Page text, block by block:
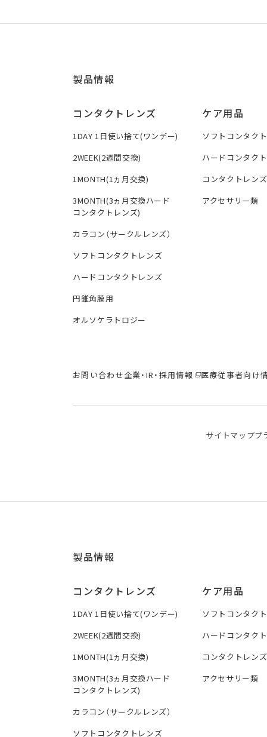
製品情報
コンタクトレンズ
1DAY 1日使い捨て(ワンデー)
2WEEK(2週間交換)
1MONTH(1ヵ月交換)
3MONTH(3ヵ月交換ハード
コンタクトレンズ)
カラコン（サークルレンズ）
ソフトコンタクトレンズ
ハードコンタクトレンズ
円錐角膜用
オルソケラトロジー
ケア用品
ソフトコンタク
ハードコンタク
コンタクトレン
アクセサリー類
お問い合わせ企業・IR・採用情報 医療従事者向け
サイトマッププ
製品情報
コンタクトレンズ
1DAY 1日使い捨て(ワンデー)
2WEEK(2週間交換)
1MONTH(1ヵ月交換)
3MONTH(3ヵ月交換ハード
コンタクトレンズ)
カラコン（サークルレンズ）
ソフトコンタクトレンズ
ケア用品
ソフトコンタク
ハードコンタク
コンタクトレン
アクセサリー類